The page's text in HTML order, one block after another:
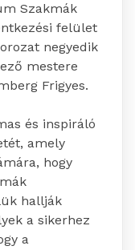
Szakmák
felület
negyedik
mestere
Frigyes.
és inspiráló
amely
hogy
hallják
a sikerhez
a